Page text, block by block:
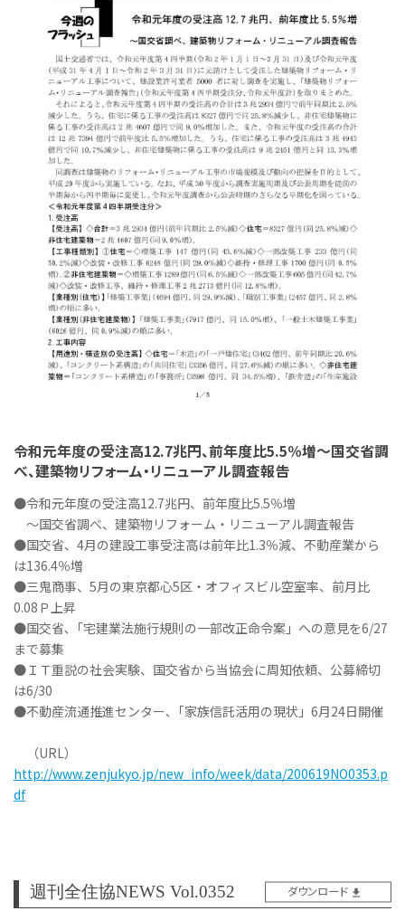
令和元年度の受注高12.7兆円、前年度比5.5％増～国交省調
べ、建築物リフォーム・リニューアル調査報告
●令和元年度の受注高12.7兆円、前年度比5.5％増
～国交省調べ、建築物リフォーム・リニューアル調査報告
●国交省、4月の建設工事受注高は前年比1.3％減、不動産業から
は136.4％増
●三鬼商事、5月の東京都心5区・オフィスビル空室率、前月比
0.08Ｐ上昇
●国交省､「宅建業法施行規則の一部改正命令案」への意見を6/27
まで募集
●ＩＴ重説の社会実験、国交省から当協会に周知依頼、公募締切
は6/30
●不動産流通推進センター､「家族信託活用の現状」6月24日開催
（URL）
http://www.zenjukyo.jp/new_info/week/data/200619NO0353.p
df
週刊全住協NEWS Vol.0352 ダウンロード